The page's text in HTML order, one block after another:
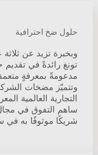
حلول ضخ احترافية
وبخبرة تزيد عن
تونغ رائدةً في تقديم
مدعومةً بمعرفةٍ
وتتميّز مضخات
التجارية العالمية
ساهم التفوق في
شريكًا موثوقًا به